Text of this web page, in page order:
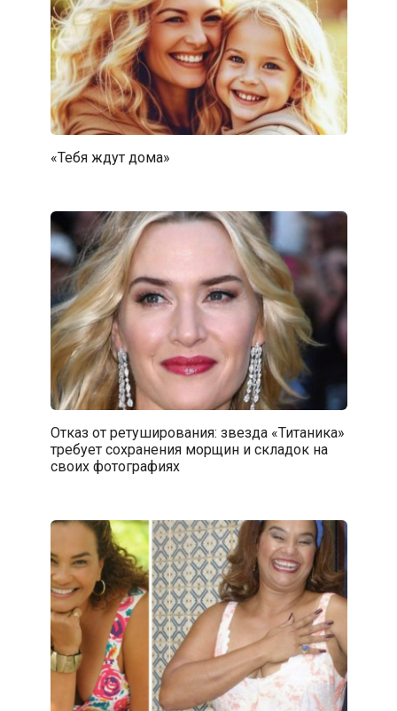
«Тебя ждут дома»
Отказ от ретуширования: звезда «Титаника»
требует сохранения морщин и складок на
своих фотографиях